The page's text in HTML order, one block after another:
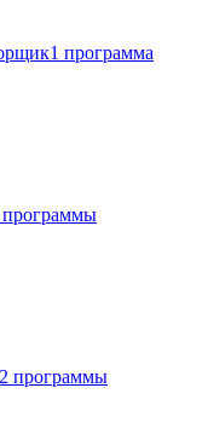
1 программа
программы
2 программы